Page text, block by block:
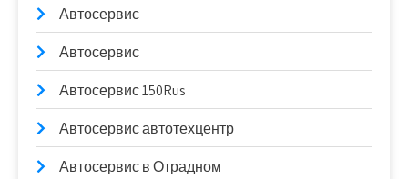
Автосервис
Автосервис
Автосервис 150Rus
Автосервис автотехцентр
Автосервис в Отрадном